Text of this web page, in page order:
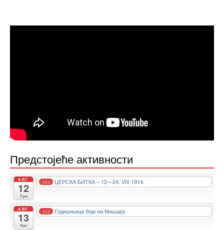
Предстојеће активности
АВГ
12
Сре
>>> ЦЕРСКА БИТКА – 12—24. VIII 1914.
АВГ
13
Чет
>>> Годишњица боја на Мишару